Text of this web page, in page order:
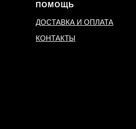
ПОМОЩЬ
ДОСТАВКА И ОПЛАТА
КОНТАКТЫ